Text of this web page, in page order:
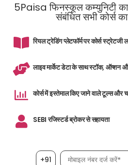
5Paisa फिनस्कूल कम्युनिटी
संबंधित सभी कोर्स
रियल ट्रेडिंग प्लेटफॉर्म पर कोर्स स्ट्रेटजी
लाइव मार्केट डेटा के साथ स्टॉक, ऑप्शन
कोर्स में इस्तेमाल किए जाने वाले टूल्स और
SEBI रजिस्टर्ड ब्रोकर से सहायता
+91 मोबाइल नंबर आवश्यक है